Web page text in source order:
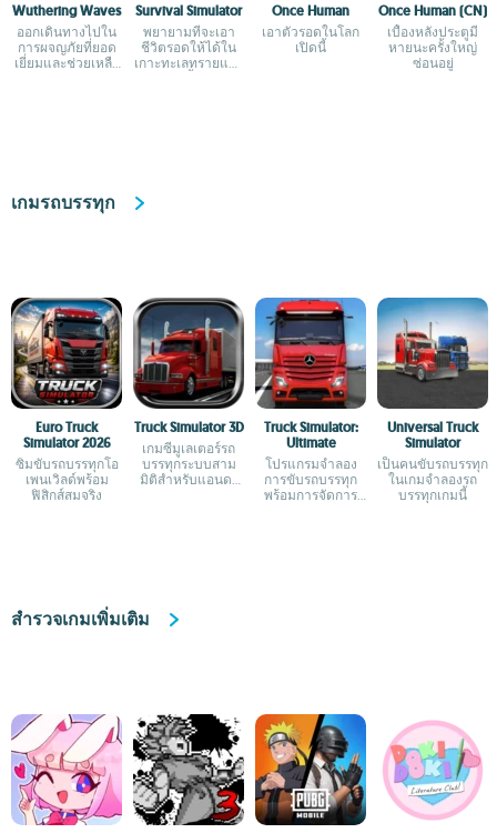
Wuthering Waves
ออกเดินทางไปใน
การผจญภัยที่ยอด
เยี่ยมและช่วยเหลือ
Survival Simulator
พยายามที่จะเอา
ชีวิตรอดให้ได้ใน
เกาะทะเลทรายแห่ง
Once Human
เอาตัวรอดในโลก
เปิดนี้
Once Human (CN)
เบื้องหลังประตูมี
หายนะครั้งใหญ่
ซ่อนอยู่
เกมรถบรรทุก
Euro Truck
Simulator 2026
ซิมขับรถบรรทุกโอ
เพนเวิลด์พร้อม
ฟิสิกส์สมจริง
Truck Simulator 3D
เกมซีมูเลเตอร์รถ
บรรทุกระบบสาม
มิติสำหรับแอนดร
Truck Simulator:
Ultimate
โปรแกรมจำลอง
การขับรถบรรทุก
พร้อมการจัดการ
Universal Truck
Simulator
เป็นคนขับรถบรรทุก
ในเกมจำลองรถ
บรรทุกเกมนี้
สำรวจเกมเพิ่มเติม